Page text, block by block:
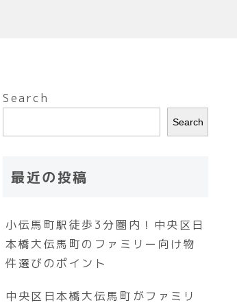
Search
Search
最近の投稿
小伝馬町駅徒歩3分圏内！中央区日
本橋大伝馬町のファミリー向け物
件選びのポイント
中央区日本橋大伝馬町がファミリ